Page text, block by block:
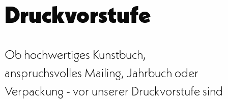
Druckvorstufe
Ob hochwertiges Kunstbuch,
anspruchsvolles Mailing, Jahrbuch oder
Verpackung - vor unserer Druckvorstufe sind